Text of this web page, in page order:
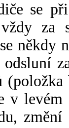
se
za
někdy
v